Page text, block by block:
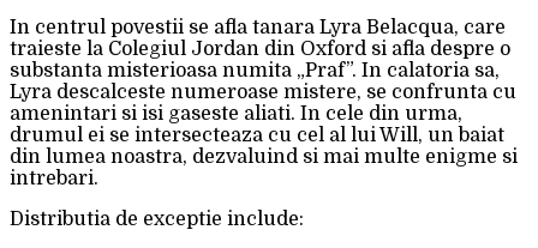
In centrul povestii se afla tanara Lyra Belacqua, care
traieste la Colegiul Jordan din Oxford si afla despre o
substanta misterioasa numita „Praf”. In calatoria sa,
Lyra descalceste numeroase mistere, se confrunta cu
amenintari si isi gaseste aliati. In cele din urma,
drumul ei se intersecteaza cu cel al lui Will, un baiat
din lumea noastra, dezvaluind si mai multe enigme si
intrebari.
Distributia de exceptie include: